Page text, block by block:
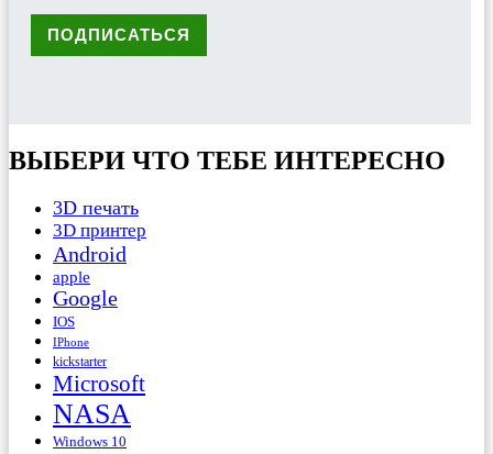
ВЫБЕРИ ЧТО ТЕБЕ ИНТЕРЕСНО
3D печать
3D принтер
Android
apple
Google
IOS
IPhone
kickstarter
Microsoft
NASA
Windows 10